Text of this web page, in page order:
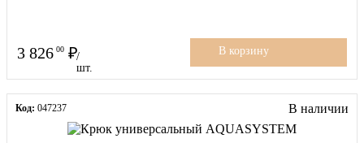
3 826 00
/
шт.
В корзину
Код: 047237 В наличии